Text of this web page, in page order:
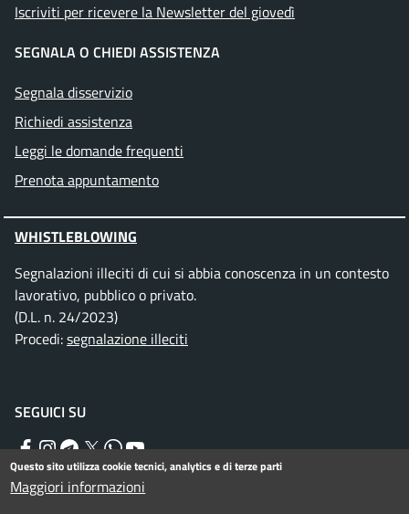
Iscriviti per ricevere la Newsletter del giovedì
SEGNALA O CHIEDI ASSISTENZA
Segnala disservizio
Richiedi assistenza
Leggi le domande frequenti
Prenota appuntamento
WHISTLEBLOWING
Segnalazioni illeciti di cui si abbia conoscenza in un contesto
lavorativo, pubblico o privato.
(D.L. n. 24/2023)
Procedi:segnalazione illeciti
SEGUICI SU
Facebook
Instagram
Telegram
TwitterWhatsApp
YouTube
Questo sito utilizza cookie tecnici, analytics e di terze parti
Maggiori informazioni